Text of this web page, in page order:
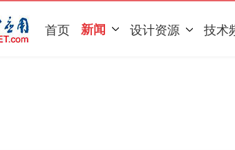
首页 新闻 设计资源 技术